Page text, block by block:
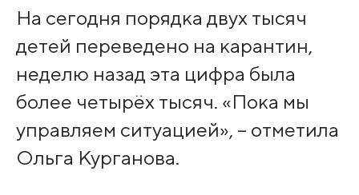
На сегодня порядка двух тысяч
детей переведено на карантин,
неделю назад эта цифра была
более четырёх тысяч. «Пока мы
управляем ситуацией», – отметила
Ольга Курганова.